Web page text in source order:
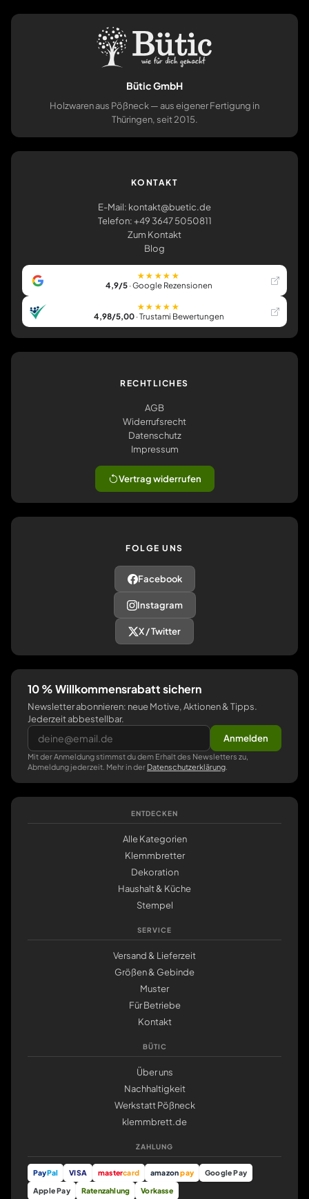
Bütic GmbH
Holzwaren aus Pößneck — aus eigener Fertigung in
Thüringen, seit 2015.
KONTAKT
E-Mail: kontakt@buetic.de
Telefon: +49 3647 5050811
Zum Kontakt
Blog
★★★★★
4,9/5· Google Rezensionen
★★★★★
4,98/5,00· Trustami Bewertungen
RECHTLICHES
AGB
Widerrufsrecht
Datenschutz
Impressum
Vertrag widerrufen
FOLGE UNS
Facebook
Instagram
X / Twitter
10 % Willkommensrabatt sichern
Newsletter abonnieren: neue Motive, Aktionen & Tipps.
Jederzeit abbestellbar.
Anmelden
Mit der Anmeldung stimmst du dem Erhalt des Newsletters zu,
Abmeldung jederzeit. Mehr in der Datenschutzerklärung
ENTDECKEN
Alle Kategorien
Klemmbretter
Dekoration
Haushalt & Küche
Stempel
SERVICE
Versand & Lieferzeit
Größen & Gebinde
Muster
Für Betriebe
Kontakt
BÜTIC
Über uns
Nachhaltigkeit
Werkstatt Pößneck
klemmbrett.de
ZAHLUNG
PayPal VISA mastercard amazonpay
Google Pay
Apple Pay
Ratenzahlung Vorkasse